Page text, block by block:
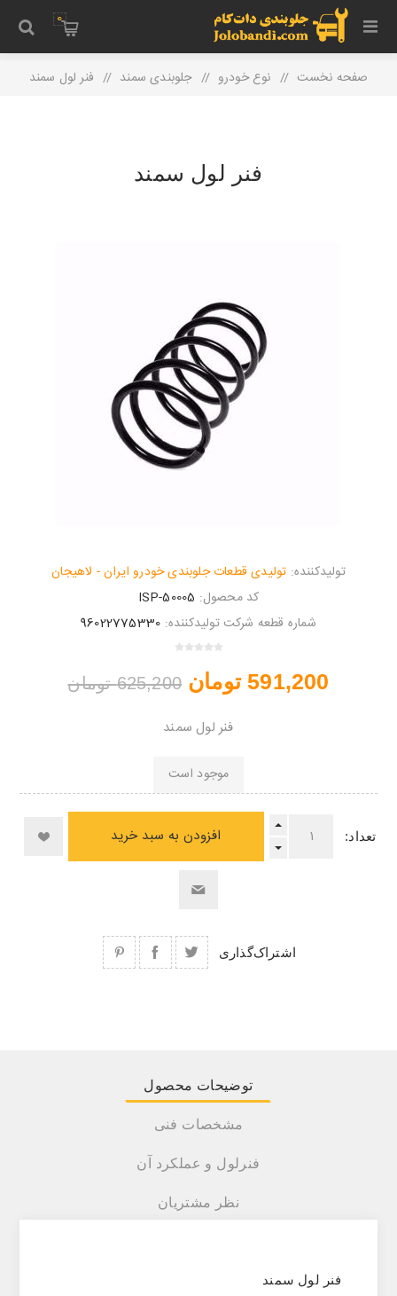
0
صفحه نخست / نوع خودرو / جلوبندی سمند / فنر لول سمند
فنر لول سمند
تولیدکننده: تولیدی قطعات جلوبندی خودرو ایران - لاهیجان
کد محصول: ISP-50005
شماره قطعه شرکت تولیدکننده: 96022775330
591,200 تومان 625,200 تومان
فنر لول سمند
موجود است
تعداد: افزودن به سبد خرید
اشتراک‌گذاری
توضیحات محصول
مشخصات فنی
فنرلول و عملکرد آن
نظر مشتریان
فنر لول سمند